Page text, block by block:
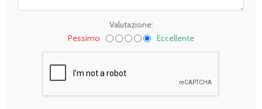
Valutazione:
Pessimo
Eccellente